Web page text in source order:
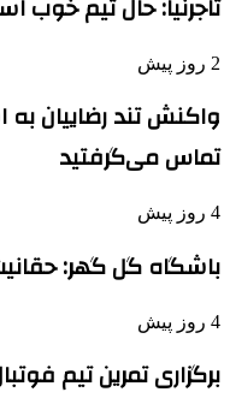
تاجرنیا: حال تیم خوب
2 روز پیش
واکنش تند رضاییان
تماس می‌گرفتید
4 روز پیش
باشگاه گل گهر:
4 روز پیش
برگزاری تمرین تیم